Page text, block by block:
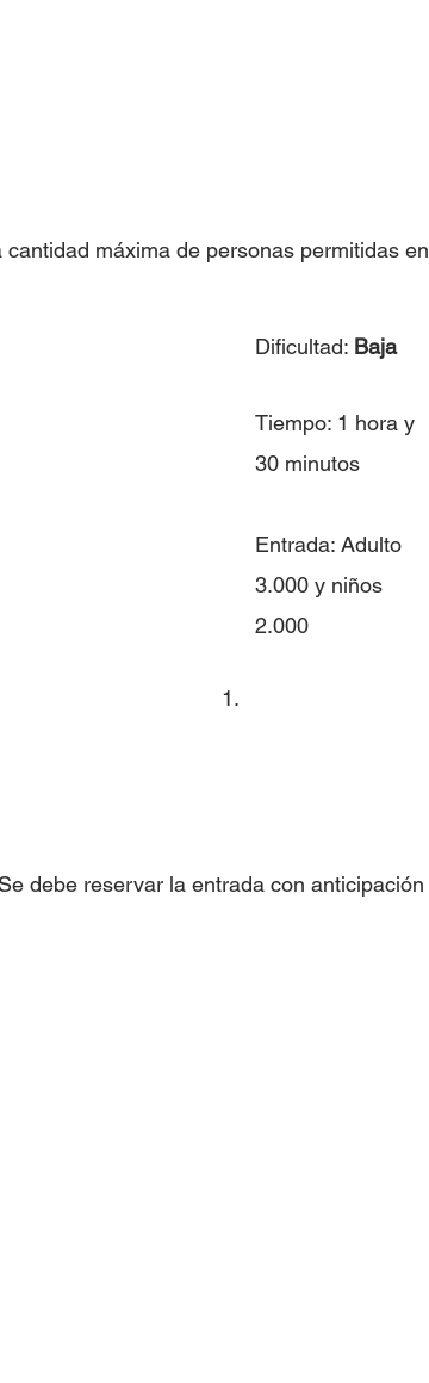
máxima de personas permitidas en
Dificultad: Baja
Tiempo: 1 hora y
30 minutos
Entrada: Adulto
3.000 y niños
2.000
debe reservar la entrada con anticipación